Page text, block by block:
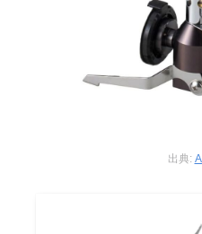
出典: